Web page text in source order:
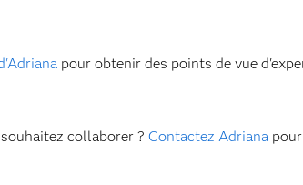
pour obtenir des points de vue
collaborer ? Contactez Adrianapour